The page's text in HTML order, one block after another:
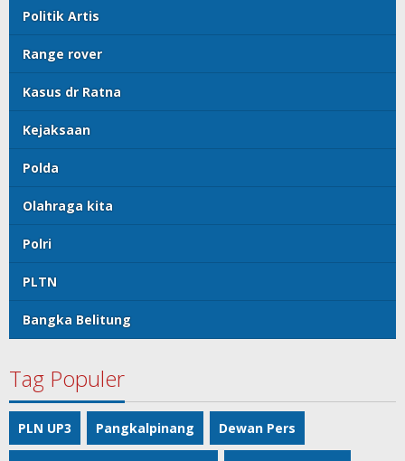
Politik Artis
Range rover
Kasus dr Ratna
Kejaksaan
Polda
Olahraga kita
Polri
PLTN
Bangka Belitung
Tag Populer
PLN UP3 Pangkalpinang Dewan Pers